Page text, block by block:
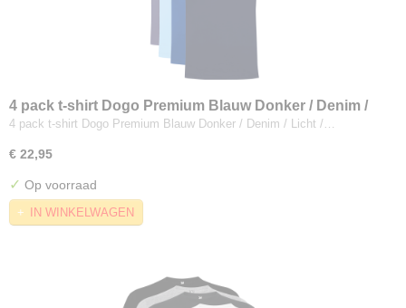
4 pack t-shirt Dogo Premium Blauw Donker / Denim /
Licht / Konings
4 pack t-shirt Dogo Premium Blauw Donker / Denim / Licht /…
€ 22,95
✓ Op voorraad
IN WINKELWAGEN